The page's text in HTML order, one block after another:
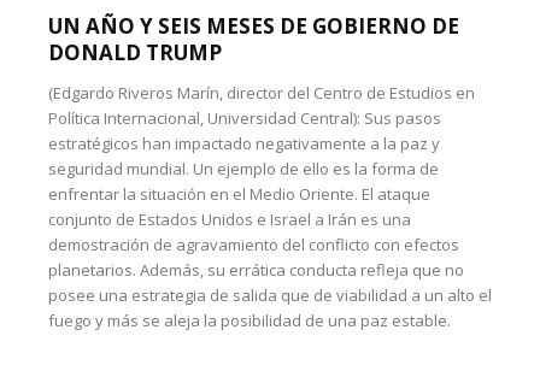
UN AÑO Y SEIS MESES DE GOBIERNO DE
DONALD TRUMP
(Edgardo Riveros Marín, director del Centro de Estudios en
Política Internacional, Universidad Central): Sus pasos
estratégicos han impactado negativamente a la paz y
seguridad mundial. Un ejemplo de ello es la forma de
enfrentar la situación en el Medio Oriente. El ataque
conjunto de Estados Unidos e Israel a Irán es una
demostración de agravamiento del conflicto con efectos
planetarios. Además, su errática conducta refleja que no
posee una estrategia de salida que de viabilidad a un alto el
fuego y más se aleja la posibilidad de una paz estable.